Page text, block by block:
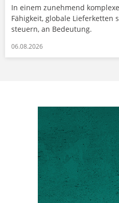
In einem zunehmend
Fähigkeit, globale Lieferketten
steuern, an Bedeutung.
06.08.2026